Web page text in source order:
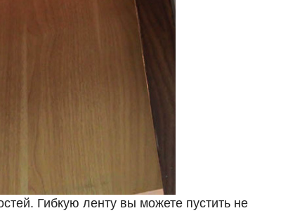
Гибкую ленту вы можете пустить не